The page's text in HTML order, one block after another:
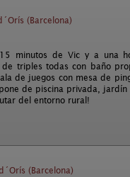
(Barcelona)
minutos de Vic y a una
triples todas con baño
de juegos con mesa de
de piscina privada, jardín
del entorno rural!
(Barcelona)